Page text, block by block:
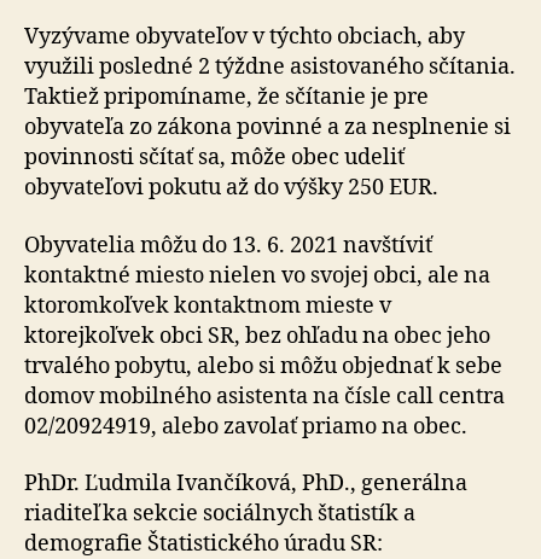
Vyzývame obyvateľov v týchto obciach, aby
využili posledné 2 týždne asistovaného sčítania.
Taktiež pripomíname, že sčítanie je pre
obyvateľa zo zákona povinné a za nesplnenie si
povinnosti sčítať sa, môže obec udeliť
obyvateľovi pokutu až do výšky 250 EUR.
Obyvatelia môžu do 13. 6. 2021 navštíviť
kontaktné miesto nielen vo svojej obci, ale na
ktoromkoľvek kontaktnom mieste v
ktorejkoľvek obci SR, bez ohľadu na obec jeho
trvalého pobytu, alebo si môžu objednať k sebe
domov mobilného asistenta na čísle call centra
02/20924919, alebo zavolať priamo na obec.
PhDr. Ľudmila Ivančíková, PhD., generálna
riaditeľka sekcie sociálnych štatistík a
demografie Štatistického úradu SR: